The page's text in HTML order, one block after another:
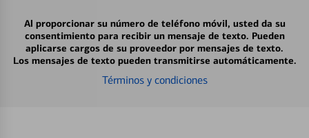
Al proporcionar su número de teléfono móvil, usted da su
consentimiento para recibir un mensaje de texto. Pueden
aplicarse cargos de su proveedor por mensajes de texto.
Los mensajes de texto pueden transmitirse automáticamente.
Términos y condiciones